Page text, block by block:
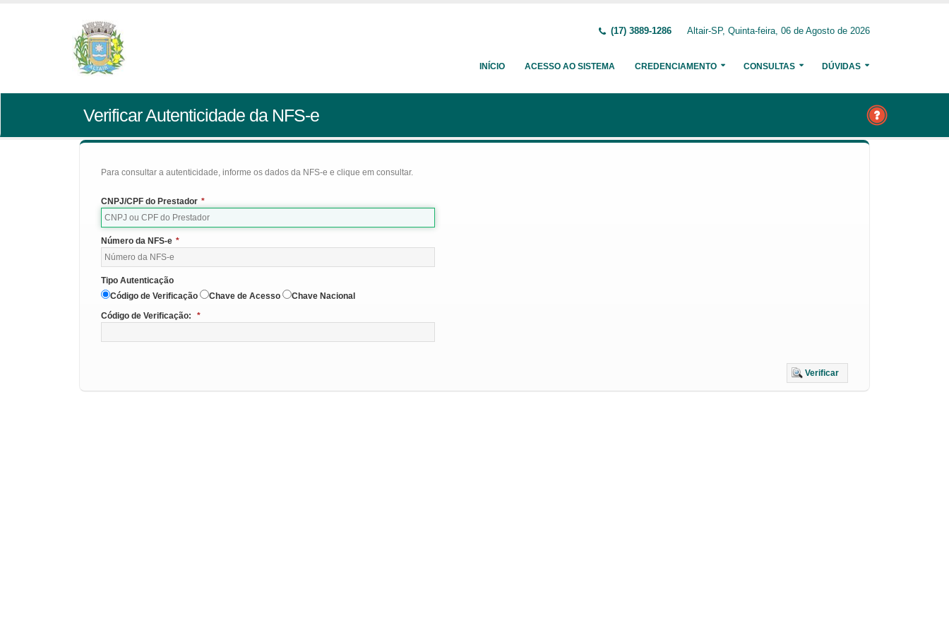
(17) 3889-1286 Altair-SP, Quinta-feira, 06 de Agosto de 2026
INÍCIO ACESSO AO SISTEMA CREDENCIAMENTO CONSULTAS DÚVIDAS
Verificar Autenticidade da NFS-e
Para consultar a autenticidade, informe os dados da NFS-e e clique em consultar.
CNPJ/CPF do Prestador *
Número da NFS-e *
Tipo Autenticação
Código de Verificação
Chave de Acesso
Chave Nacional
Código de Verificação:
*
Verificar